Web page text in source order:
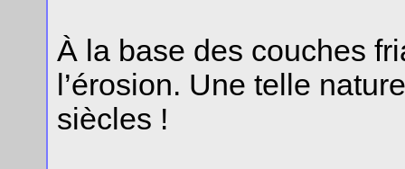
À la base des couches
l’érosion. Une telle
siècles !